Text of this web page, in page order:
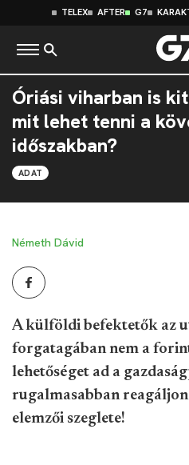
TELEX AFTER G7
Óriási viharban is
mit lehet tenni a
időszakban?
ADAT
Németh Dávid
A külföldi befektetők az
forgatagában nem a
lehetőséget ad a
rugalmasabban
elemzői szeglete!